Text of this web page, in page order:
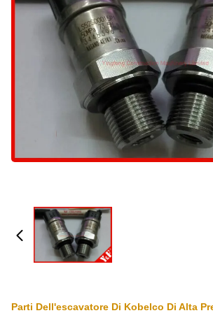
Parti Dell'escavatore Di Kobelco Di Alta